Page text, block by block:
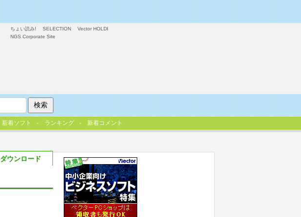
ダウンロード
ちょい読み! SELECTION
Vector HOLDI
NGS Corporate Site
新着ソフト ランキング 新着コメント